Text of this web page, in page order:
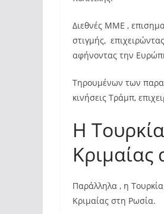
Διεθνές ΜΜΕ ,
στιγμής,
αφήνοντας την
Τηρουμένων των
κινήσεις Τράμπ,
Η
Παράλληλα , η
Κριμαίας στη Ρωσία.